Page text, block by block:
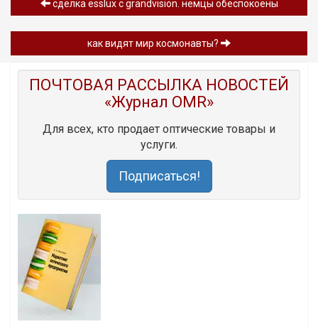
сделка esslux с grandvision. немцы обеспокоены
как видят мир космонавты?
ПОЧТОВАЯ РАССЫЛКА НОВОСТЕЙ
«Журнал OMR»
Для всех, кто продает оптические товары и
услуги.
Подписаться!